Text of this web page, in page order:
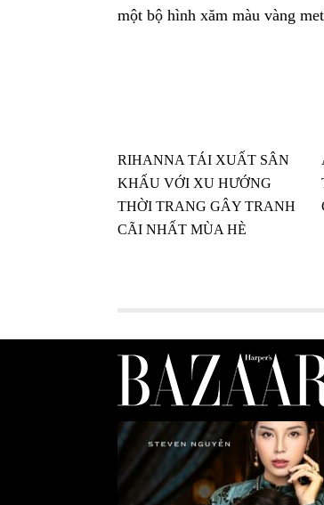
một bộ hình xăm màu vàng
RIHANNA TÁI XUẤT SÂN
KHẤU VỚI XU HƯỚNG
THỜI TRANG GÂY TRANH
CÃI NHẤT MÙA HÈ